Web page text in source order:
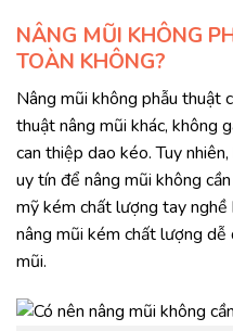
NÂNG MŨI KHÔNG
TOÀN KHÔNG?
Nâng mũi không phẫu thuật
thuật nâng mũi khác, không
can thiệp dao kéo. Tuy
uy tín để nâng mũi không
mỹ kém chất lượng tay
nâng mũi kém chất lượng dễ
mũi.